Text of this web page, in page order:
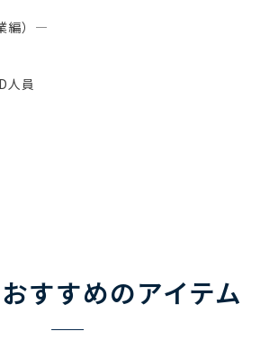
編）―
人員
すすめのアイテム